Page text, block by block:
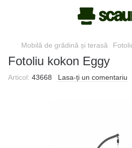
Mobilă de grădină și terasă
Fotoliu kokon Eggy
Articol: 43668 Lasa-ți un comentariu